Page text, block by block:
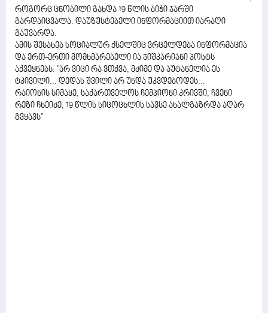
როგორც ცნობილი გახდა 19 წლის ბიჭი ჯარში
გარდაიცვალა. დაუზუსტებელი ინფორმაციით იარაღი
გაუვარდა.
ამის შესახებ სოციალურ ქსელშიც ვრცელდება ინფორმაცია
და ერთ-ერთი მომხმარებელი ია ჯიშკარიანი პოსტს
აქვეყნებს: "არ ვიცი რა ვთქვა, მძიმე და აუტანელია ეს
ტკივილი... დედას შვილი არ უნდა უკვდებოდეს...
რაიონის სიმაყე, საქართველოს ჩემპიონი კრივში, ჩვენი
რეზი ჩხეიძე, 19 წლის სიცოცხლის სავსე ახალგაზრდა აღარ
გვყავს"